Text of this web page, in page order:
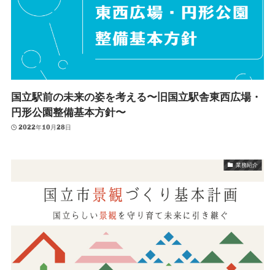
国立駅前の未来の姿を考える〜旧国立駅舎東西広場・
円形公園整備基本方針〜
2022年10月28日
業務紹介